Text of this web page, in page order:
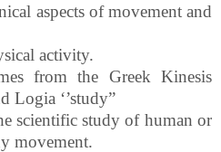
aspects of movement and
activity.
from the Greek Kinesis
Logia ‘’study”
scientific study of human or
movement.